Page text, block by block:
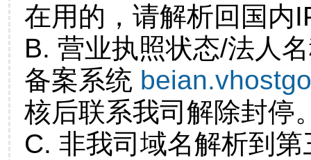
在用的，请解析回国内
B. 营业执照状态/法人
备案系统
核后联系我司解除封停
C. 非我司域名解析到